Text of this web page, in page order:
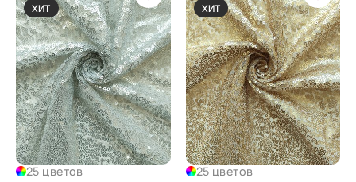
ХИТ
25 цветов
ХИТ
25 цветов